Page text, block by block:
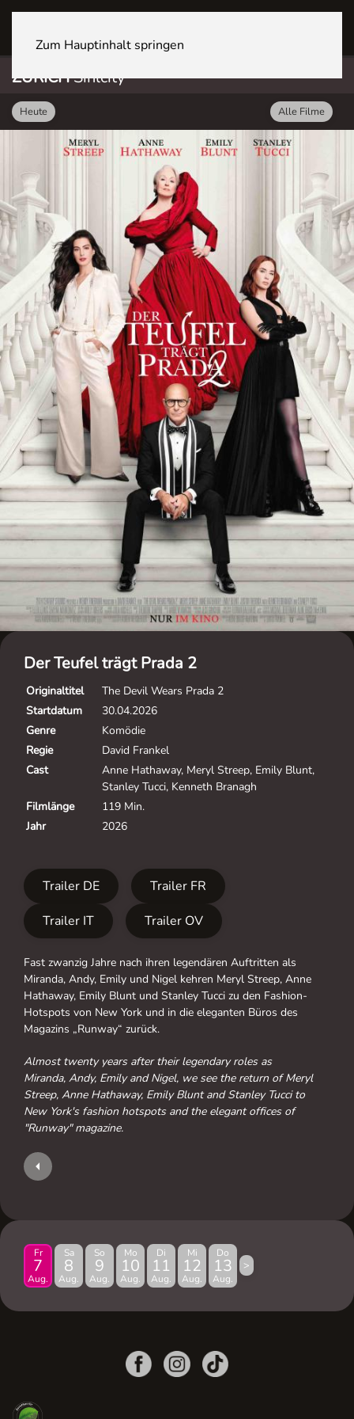
Zum Hauptinhalt springen
ZÜRICHSihlcity
Heute Alle Filme
Der Teufel trägt Prada 2
Originaltitel
The Devil Wears Prada 2
Startdatum
30.04.2026
Genre
Komödie
Regie
David Frankel
Cast
Anne Hathaway, Meryl Streep, Emily Blunt,
Stanley Tucci, Kenneth Branagh
Filmlänge
119 Min.
Jahr
2026
Trailer DE
Trailer FR
Trailer IT
Trailer OV
Fast zwanzig Jahre nach ihren legendären Auftritten als
Miranda, Andy, Emily und Nigel kehren Meryl Streep, Anne
Hathaway, Emily Blunt und Stanley Tucci zu den Fashion-
Hotspots von New York und in die eleganten Büros des
Magazins „Runway“ zurück.
Almost twenty years after their legendary roles as
Miranda, Andy, Emily and Nigel, we see the return of Meryl
Streep, Anne Hathaway, Emily Blunt and Stanley Tucci to
New York's fashion hotspots and the elegant offices of
"Runway" magazine.
Fr
7
Aug.
Sa
8
Aug.
So
9
Aug.
Mo
10
Aug.
Di
11
Aug.
Mi
12
Aug.
Do
13
Aug.
>